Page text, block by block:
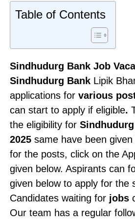
Table of Contents
Sindhudurg Bank Job
Sindhudurg Bank Lipik
applications for various
can start to apply if eligible.
the eligibility for
2025 same have been given
for the posts, click on the
given below. Aspirants can
given below to apply for the
Candidates waiting for jobs
Our team has a regular